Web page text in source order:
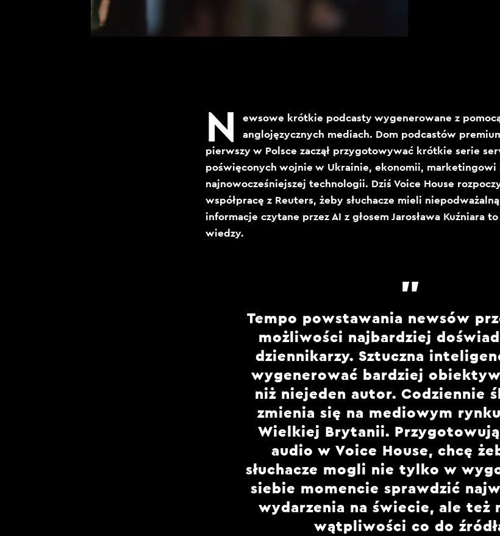
N
ewsowe krótkie podcasty wygenerowane z
anglojęzycznych mediach. Dom podcastów
pierwszy w Polsce zaczął przygotowywać krótkie serie
poświęconych wojnie w Ukrainie, ekonomii, marketingowi
najnowocześniejszej technologii. Dziś Voice House
współpracę z Reuters, żeby słuchacze mieli
informacje czytane przez AI z głosem Jarosława Kuźniara
wiedzy.
Tempo powstawania newsów
możliwości najbardziej
dziennikarzy. Sztuczna
wygenerować bardziej
niż niejeden autor. Codziennie
zmienia się na mediowym
Wielkiej Brytanii.
audio w Voice House, chcę
słuchacze mogli nie tylko w
siebie momencie sprawdzić
wydarzenia na świecie, ale też
wątpliwości co do